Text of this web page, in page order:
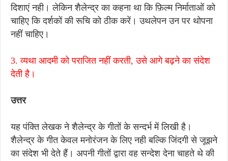
दिशाएं नही। लेकिन शैलेन्द्र का कहना था कि फ़िल्म निर्माताओं को
चाहिए कि दर्शकों की रूचि को ठीक करें। उथलेपन उन पर थोपना
नहीं चाहिए।
3. व्यथा आदमी को पराजित नहीं करती, उसे आगे बढ़ने का संदेश
देती है।
उत्तर
यह पंक्ति लेखक ने शैलेन्द्र के गीतों के सन्दर्भ में लिखी है।
शैलेन्द्र के गीत केवल मनोरंजन के लिए नही बल्कि जिंदगी से जूझने
का संदेश भी देते हैं। अपनी गीतों द्वारा वह सन्देश देना चाहते थे की